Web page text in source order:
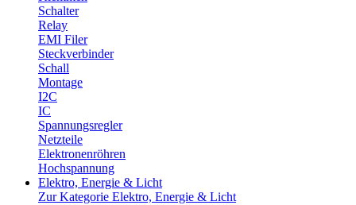
Schalter
Relay
EMI Filer
Steckverbinder
Schall
Montage
I2C
IC
Spannungsregler
Netzteile
Elektronenröhren
Hochspannung
Elektro, Energie & Licht
Zur Kategorie Elektro, Energie & Licht